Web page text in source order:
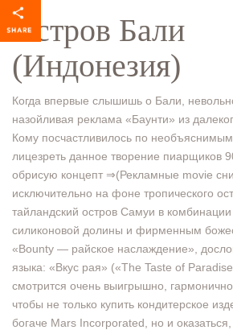
Остров Бали
(Индонезия)
Когда впервые слышишь о Бали,
назойливая реклама «Баунти» из
Кому посчастливилось по
лицезреть данное творение пиарщиков
обрисую концепт ⇒(Рекламные movie
исключительно на фоне тропического
тайландский остров Самуи в комбинации
силиконовой долины и фирменным
«Bounty — райское наслаждение»,
языка: «Вкус рая» («The Taste of
смотрится очень выигрышно,
чтобы не только купить кондитерское
богаче Mars Incorporated, но и